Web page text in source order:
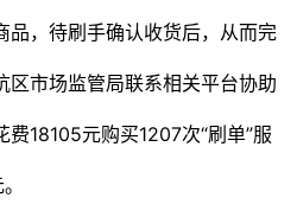
品，待刷手确认收货后，从而完
区市场监管局联系相关平台协助
18105元购买1207次“刷单”服